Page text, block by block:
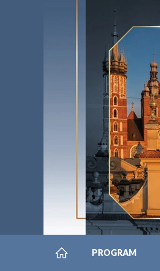
PROGRAM